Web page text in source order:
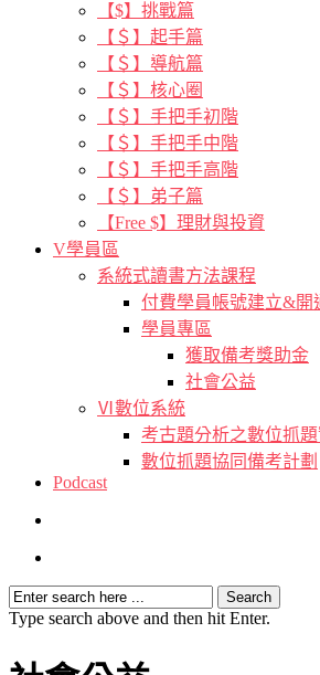
【$】挑戰篇
【＄】起手篇
【＄】導航篇
【＄】核心圈
【＄】手把手初階
【＄】手把手中階
【＄】手把手高階
【＄】弟子篇
【Free $】理財與投資
V學員區
系統式讀書方法課程
付費學員帳號建立&開
學員專區
獲取備考獎助金
社會公益
Ⅵ數位系統
考古題分析之數位抓
數位抓題協同備考計劃
Podcast
Type search above and then hit Enter.